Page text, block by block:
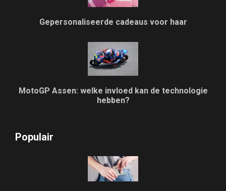
Gepersonaliseerde cadeaus voor haar
MotoGP Assen: welke invloed kan de technologie
hebben?
Populair